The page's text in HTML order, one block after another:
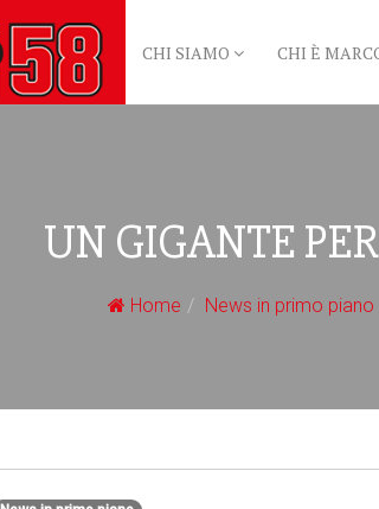
CHI SIAMO CHI È
UN GIGANTE
Home News in primo piano